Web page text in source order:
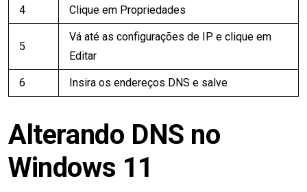
4 Clique em Propriedades
5
Vá até as configurações de IP e clique em
Editar
6 Insira os endereços DNS e salve
Alterando DNS no
Windows 11